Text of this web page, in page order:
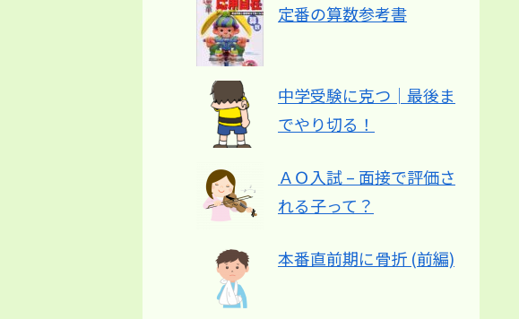
定番の算数参考書
中学受験に克つ│最後ま
でやり切る！
ＡＯ入試 – 面接で評価さ
れる子って？
本番直前期に骨折 (前編)